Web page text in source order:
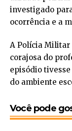
investigado
ocorrência e a
A Polícia Militar
corajosa do
episódio
do ambiente
Você pode